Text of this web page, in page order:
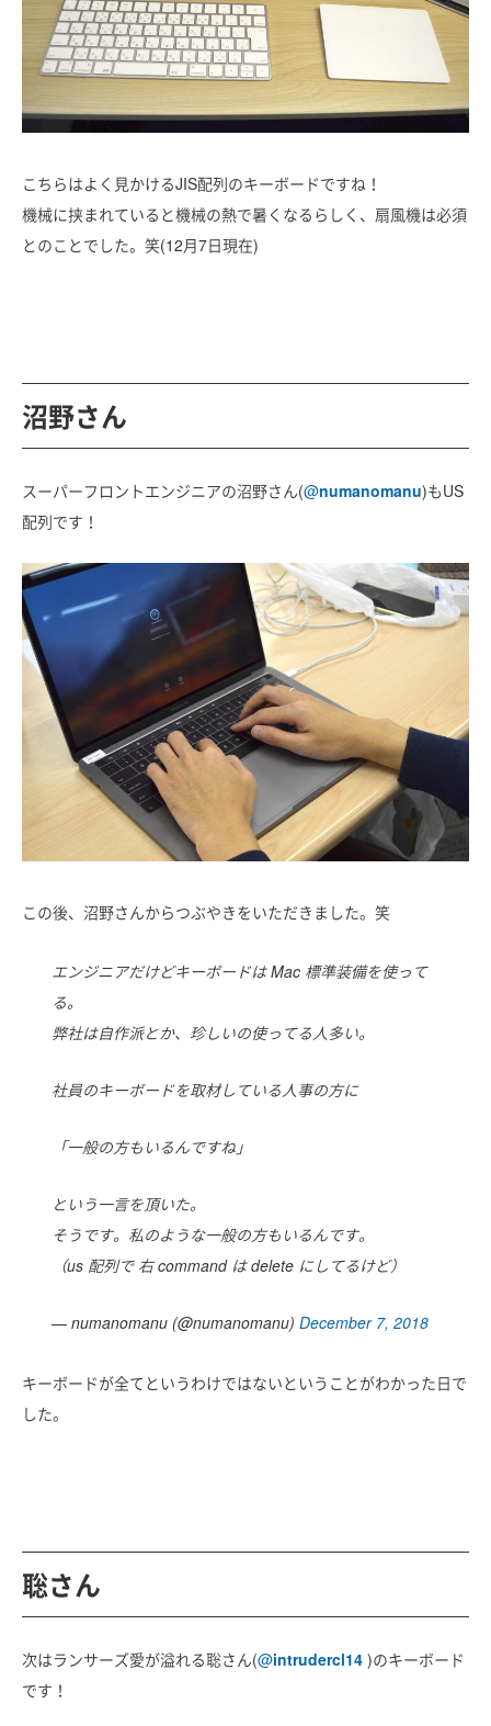
こちらはよく見かけるJIS配列のキーボードですね！
機械に挟まれていると機械の熱で暑くなるらしく、扇風機は必須
とのことでした。笑(12月7日現在)
沼野さん
スーパーフロントエンジニアの沼野さん(@numanomanu)もUS
配列です！
この後、沼野さんからつぶやきをいただきました。笑
エンジニアだけどキーボードは Mac 標準装備を使って
る。
弊社は自作派とか、珍しいの使ってる人多い。
社員のキーボードを取材している人事の方に
「一般の方もいるんですね」
という一言を頂いた。
そうです。私のような一般の方もいるんです。
（us 配列で 右 command は delete にしてるけど）
— numanomanu (@numanomanu) December 7, 2018
キーボードが全てというわけではないということがわかった日で
した。
聡さん
次はランサーズ愛が溢れる聡さん(@intrudercl14 )のキーボード
です！